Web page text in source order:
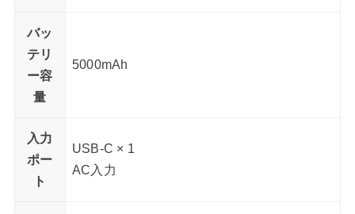
バッ
テリ
ー容
量
5000mAh
入力
ポー
ト
USB-C × 1
AC入力